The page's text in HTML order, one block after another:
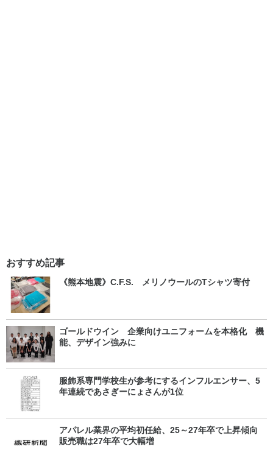
おすすめ記事
《熊本地震》C.F.S. メリノウールのTシャツ寄付
ゴールドウイン 企業向けユニフォームを本格化 機
能、デザイン強みに
服飾系専門学校生が参考にするインフルエンサー、5
年連続であさぎーにょさんが1位
アパレル業界の平均初任給、25～27年卒で上昇傾向
販売職は27年卒で大幅増